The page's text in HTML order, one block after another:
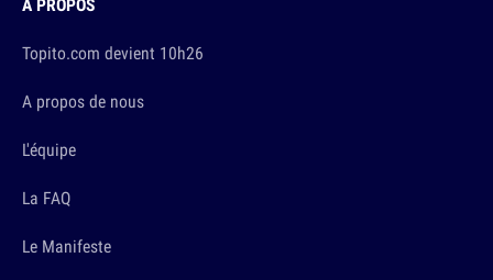
Topito.com devient 10h26
A propos de nous
L'équipe
La FAQ
Le Manifeste